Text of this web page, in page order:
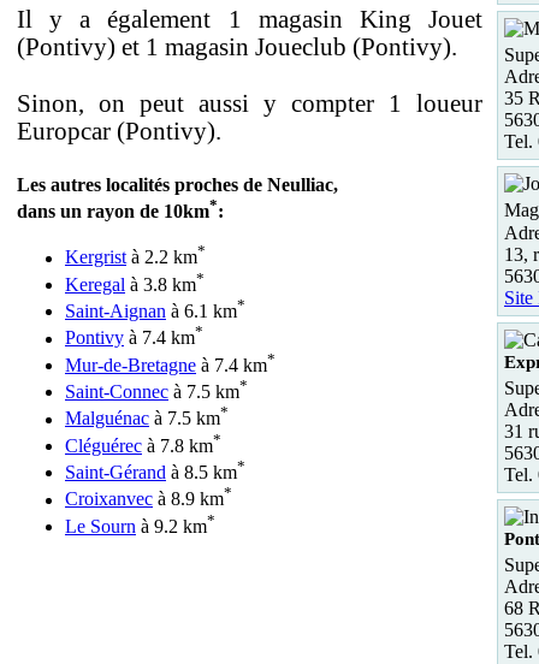
Il y a également 1 magasin King Jouet
(Pontivy) et 1 magasin Joueclub (Pontivy).
Sinon, on peut aussi y compter 1 loueur
Europcar (Pontivy).
Les autres localités proches de Neulliac,
dans un rayon de 10km*:
Kergristà 2.2 km*
Keregal à 3.8 km*
Saint-Aignan à 6.1 km*
Pontivy à 7.4 km*
Mur-de-Bretagne à 7.4 km*
Saint-Connec à 7.5 km*
Malguénac à 7.5 km*
Cléguérec à 7.8 km*
Saint-Gérand à 8.5 km*
Croixanvec à 8.9 km*
Le Sourn à 9.2 km*
35
Tel.
13,
Site
31
Tel.
68
Tel.